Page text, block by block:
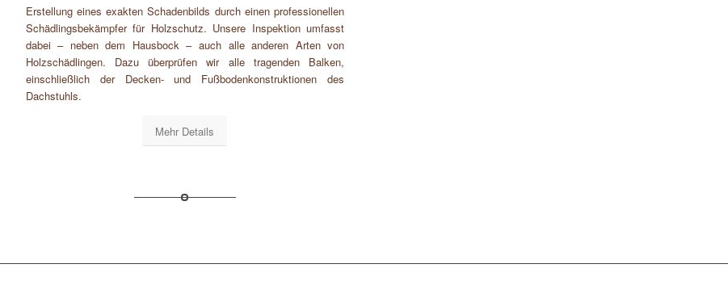
Erstellung eines exakten Schadenbilds durch einen professionellen
Schädlingsbekämpfer für Holzschutz. Unsere Inspektion umfasst
dabei – neben dem Hausbock – auch alle anderen Arten von
Holzschädlingen. Dazu überprüfen wir alle tragenden Balken,
einschließlich der Decken- und Fußbodenkonstruktionen des
Dachstuhls.
Mehr Details